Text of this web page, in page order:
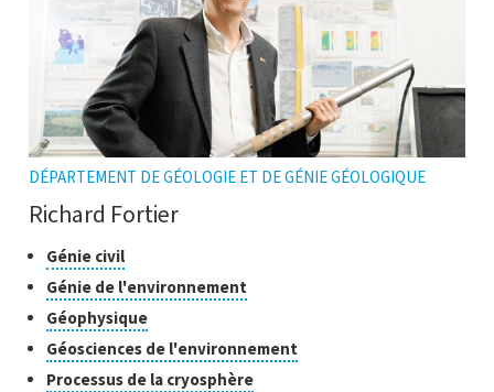
DÉPARTEMENT DE GÉOLOGIE ET DE GÉNIE GÉOLOGIQUE
Richard Fortier
Classes
de
recherche
Génie civilCliquer
pour
ouvrir
l'infobulle
Génie de l'environnement
pour
l'infobulle
GéophysiqueCliquer
pour
ouvrir
l'infobulle
Géosciences de l'environnement
pour
Processus de la cryosphèreCliquer